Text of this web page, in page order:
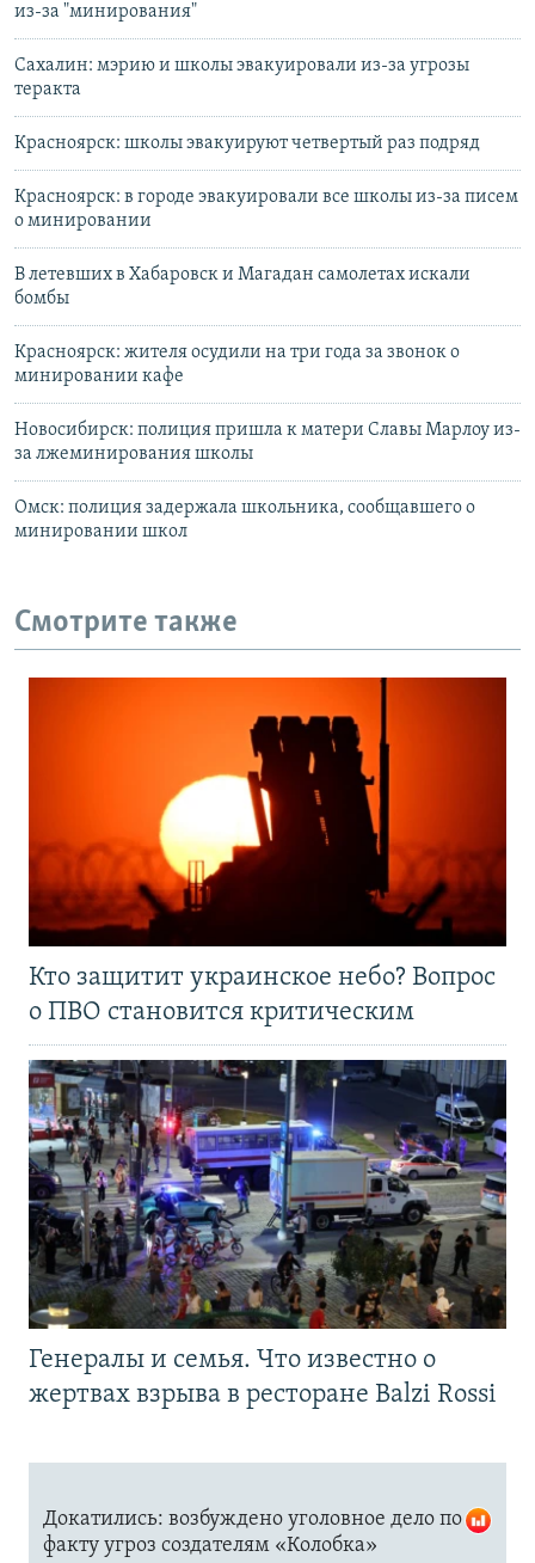
из-за "минирования"
Сахалин: мэрию и школы эвакуировали из-за угрозы
теракта
Красноярск: школы эвакуируют четвертый раз подряд
Красноярск: в городе эвакуировали все школы из-за писем
о минировании
В летевших в Хабаровск и Магадан самолетах искали
бомбы
Красноярск: жителя осудили на три года за звонок о
минировании кафе
Новосибирск: полиция пришла к матери Славы Марлоу из-
за лжеминирования школы
Омск: полиция задержала школьника, сообщавшего о
минировании школ
Смотрите также
Кто защитит украинское небо? Вопрос
о ПВО становится критическим
Генералы и семья. Что известно о
жертвах взрыва в ресторане Balzi Rossi